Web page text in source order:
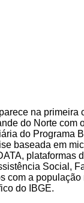
na primeira
do Norte com
do Programa
baseada em
plataformas
Social,
com a
do IBGE.